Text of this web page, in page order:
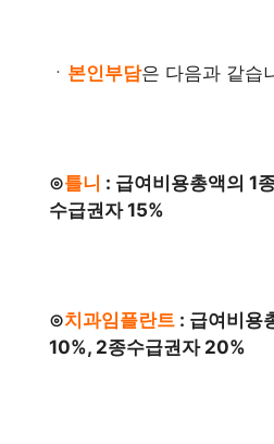
ㆍ 본인부담은 다음과 같습
⊙틀니 : 급여비용총액의 1
수급권자 15%
⊙치과임플란트 : 급여비용
10%, 2종수급권자 20%